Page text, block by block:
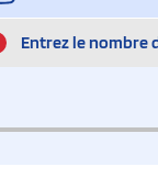
Entrez le nombre